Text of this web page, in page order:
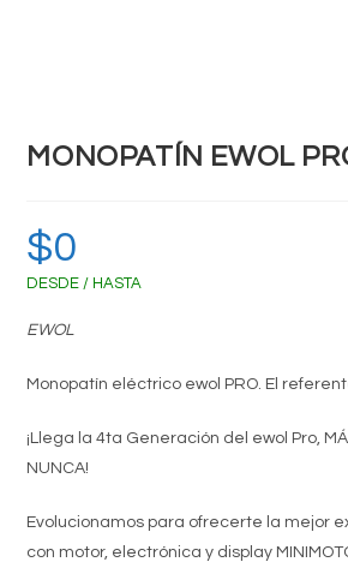
MONOPATÍN EWOL
$0
DESDE / HASTA
EWOL
Monopatín eléctrico ewol PRO. El
¡Llega la 4ta Generación del ewol Pro,
NUNCA!
Evolucionamos para ofrecerte la mejor
con motor, electrónica y display